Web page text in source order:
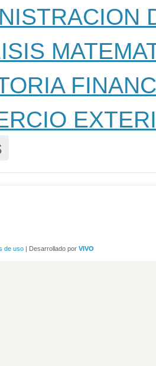
de uso | Desarrollado por VIVO